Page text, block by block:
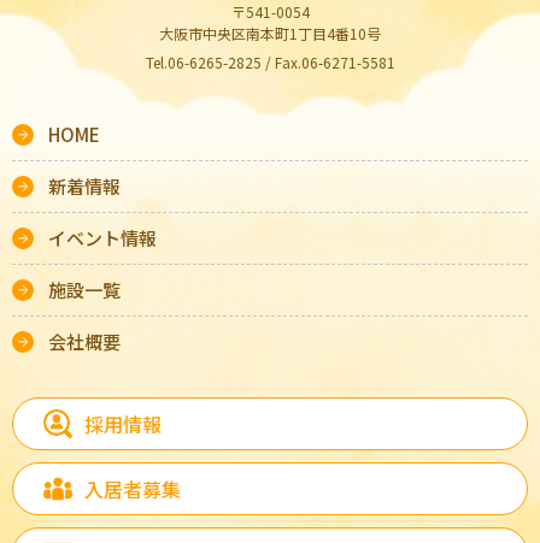
〒541-0054
大阪市中央区南本町1丁目4番10号
Tel.06-6265-2825 / Fax.06-6271-5581
HOME
新着情報
イベント情報
施設一覧
会社概要
採用情報
入居者募集